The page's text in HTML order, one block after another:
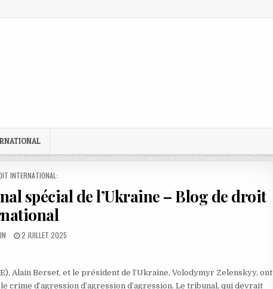
INTERNATIONAL:
spécial de l’Ukraine – Blog de droit
PUBLISHED
2 JUILLET 2025
Alain Berset, et le président de l’Ukraine, Volodymyr Zelenskyy, ont
d’agression d’agression d’agression. Le tribunal, qui devrait